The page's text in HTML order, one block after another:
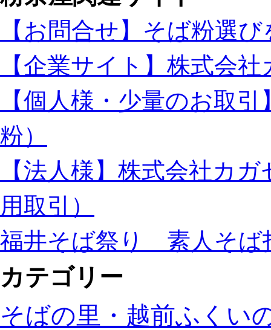
【お問合せ】そば粉選
【企業サイト】株式会
【個人様・少量のお取
粉）
【法人様】株式会社カ
用取引）
福井そば祭り 素人そば
カテゴリー
そばの里・越前ふくい